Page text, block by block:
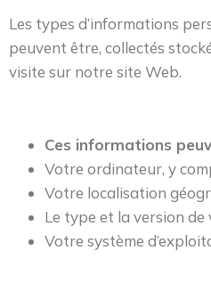
Les types d’informations
peuvent être, collectés
visite sur notre site Web.
Ces informations
Votre ordinateur, y
Votre localisation
Le type et la version
Votre système